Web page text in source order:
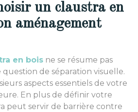
un claustra en
aménagement
en bois ne se résume pas
de séparation visuelle.
aspects essentiels de votre
En plus de définir votre
peut servir de barrière contre